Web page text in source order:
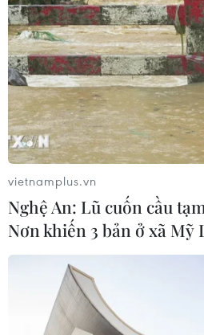
AfDB cảnh báo "siêu" El Nino
khiến châu Phi thiệt hại 20 tỷ
26/07/2026 15:42
Algeria xây dựng cơ chế quốc
kiểm chứng thông tin nhằm
tin giả
26/07/2026 14:50
"Siêu quần thể" cá voi lưng
mặt rủi ro hàng hải
26/07/2026 10:27
vietnamplus.vn
Nghệ An: Lũ cuốn cầu
Nơn khiến 3 bản ở xã Mỹ